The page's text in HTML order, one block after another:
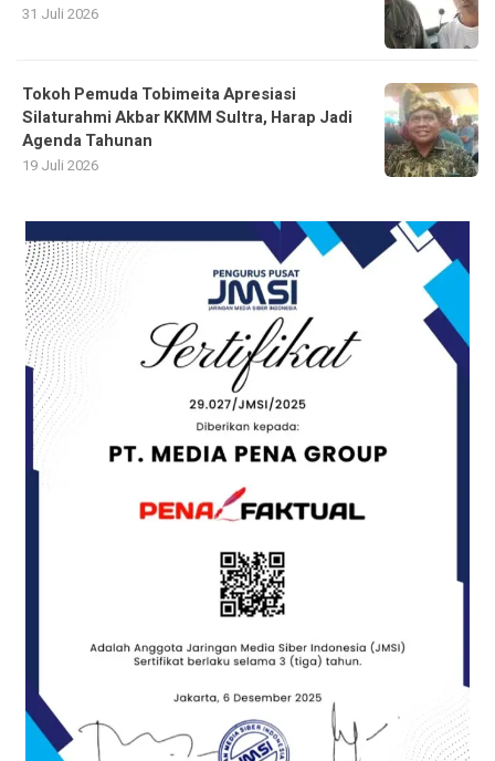
31 Juli 2026
Tokoh Pemuda Tobimeita Apresiasi
Silaturahmi Akbar KKMM Sultra, Harap Jadi
Agenda Tahunan
19 Juli 2026